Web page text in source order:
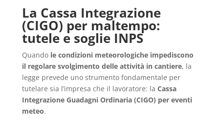
La Cassa Integrazione
(CIGO) per maltempo:
tutele e soglie INPS
Quandole condizioni meteorologiche impediscono
il regolare svolgimento delle attività in cantiere, la
legge prevede uno strumento fondamentale per
tutelare sia l’impresa che il lavoratore: la Cassa
Integrazione Guadagni Ordinaria (CIGO) per eventi
meteo.